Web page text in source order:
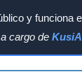
y
cargo de